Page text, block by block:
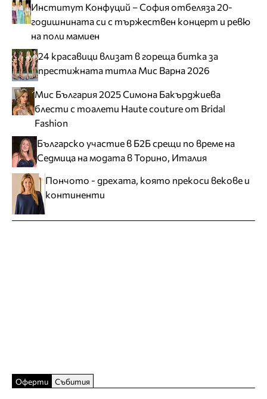
Институт Конфуций – София отбеляза 20-
годишнината си с тържествен концерт и ревю
на поли мамиен
24 красавици влизат в гореща битка за
престижната титла Мис Варна 2026
Мис България 2025 Симона Бакърджиева
блести с тоалети Haute couture от Bridal
Fashion
Българско участие в Б2Б срещи по време на
Седмица на модата в Торино, Италия
Пончото - дрехата, която прекоси векове и
континенти
Оферти Събития